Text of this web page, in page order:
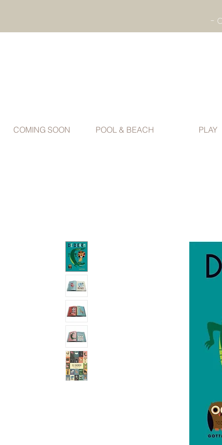
COMING SOON POOL & BEACH PLAY